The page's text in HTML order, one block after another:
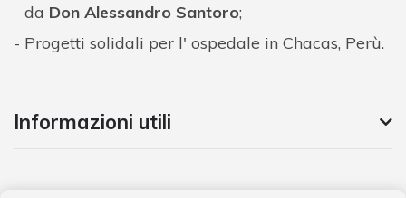
da Don Alessandro Santoro;
Progetti solidali per l' ospedale in Chacas, Perù.
Informazioni utili